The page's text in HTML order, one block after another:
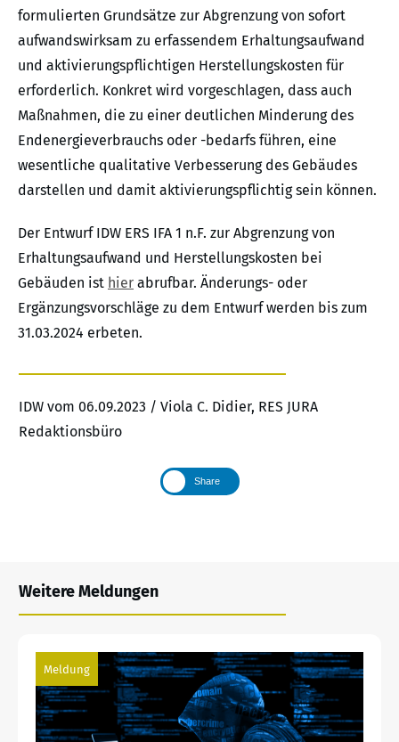
formulierten Grundsätze zur Abgrenzung von sofort
aufwandswirksam zu erfassendem Erhaltungsaufwand
und aktivierungspflichtigen Herstellungskosten für
erforderlich. Konkret wird vorgeschlagen, dass auch
Maßnahmen, die zu einer deutlichen Minderung des
Endenergieverbrauchs oder -bedarfs führen, eine
wesentliche qualitative Verbesserung des Gebäudes
darstellen und damit aktivierungspflichtig sein können.
Der Entwurf IDW ERS IFA 1 n.F. zur Abgrenzung von
Erhaltungsaufwand und Herstellungskosten bei
Gebäuden ist hier abrufbar. Änderungs- oder
Ergänzungsvorschläge zu dem Entwurf werden bis zum
31.03.2024 erbeten.
IDW vom 06.09.2023 / Viola C. Didier, RES JURA
Redaktionsbüro
Share
Weitere Meldungen
Meldung